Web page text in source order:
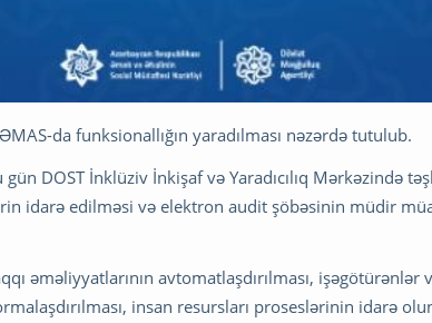
da funksionallığın yaradılması nəzərdə tutulub.
DOST İnklüziv İnkişaf və Yaradıcılıq Mərkəzində
idarə edilməsi və elektron audit şöbəsinin müdir
əməliyyatlarının avtomatlaşdırılması,
insan resursları proseslərinin idarə